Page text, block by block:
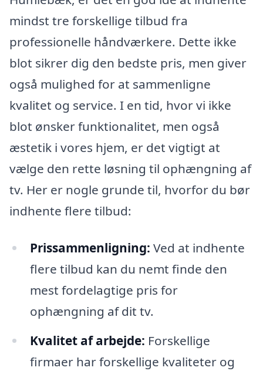
mindst tre forskellige tilbud fra
professionelle håndværkere. Dette ikke
blot sikrer dig den bedste pris, men giver
også mulighed for at sammenligne
kvalitet og service. I en tid, hvor vi ikke
blot ønsker funktionalitet, men også
æstetik i vores hjem, er det vigtigt at
vælge den rette løsning til ophængning af
tv. Her er nogle grunde til, hvorfor du bør
indhente flere tilbud:
Prissammenligning: Ved at indhente
flere tilbud kan du nemt finde den
mest fordelagtige pris for
ophængning af dit tv.
Kvalitet af arbejde: Forskellige
firmaer har forskellige kvaliteter og